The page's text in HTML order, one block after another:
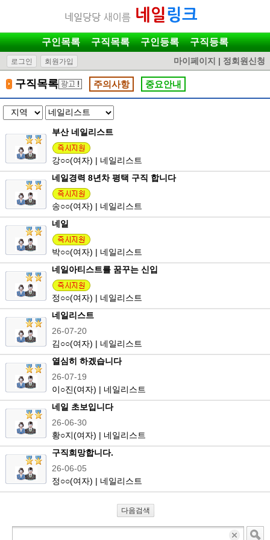
구인목록 구직목록 구인등록 구직등록
로그인 회원가입 마이페이지 | 정회원신청
구직목록 주의사항 중요안내
부산 네일리스트
강○○(여자) | 네일리스트
네일경력 8년차 평택 구직 합니다
송○○(여자) | 네일리스트
네일
박○○(여자) | 네일리스트
네일아티스트를 꿈꾸는 신입
정○○(여자) | 네일리스트
네일리스트
26-07-20
김○○(여자) | 네일리스트
열심히 하겠습니다
26-07-19
이○진(여자) | 네일리스트
네일 초보입니다
26-06-30
황○지(여자) | 네일리스트
구직희망합니다.
26-06-05
정○○(여자) | 네일리스트
다음검색